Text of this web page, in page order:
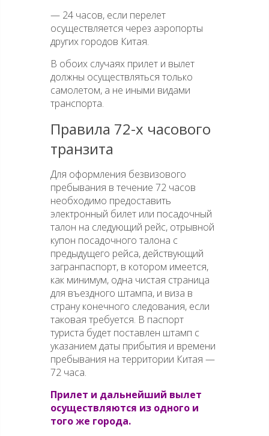
— 24 часов, если перелет
осуществляется через аэропорты
других городов Китая.
В обоих случаях прилет и вылет
должны осуществляться только
самолетом, а не иными видами
транспорта.
Правила 72-х часового
транзита
Для оформления безвизового
пребывания в течение 72 часов
необходимо предоставить
электронный билет или посадочный
талон на следующий рейс, отрывной
купон посадочного талона с
предыдущего рейса, действующий
загранпаспорт, в котором имеется,
как минимум, одна чистая страница
для въездного штампа, и виза в
страну конечного следования, если
таковая требуется. В паспорт
туриста будет поставлен штамп с
указанием даты прибытия и времени
пребывания на территории Китая —
72 часа.
Прилет и дальнейший вылет
осуществляются из одного и
того же города.